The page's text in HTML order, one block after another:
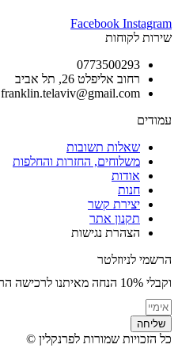
Facebook Instagram
שירות לקוחות
0773500293
רחוב אליפלט 26, תל אביב
franklin.telaviv@gmail.com
עמודים
שאלות תשובות
משלוחים, החזרות והחלפות
אודות
חנות
יצירת קשר
תקנון אתר
הצהרת נגישות
הרשמי לניוזלטר
וקבלי 10% הנחה מאיתנו לרכישה הראשונה באתר!
שליחה
כל הזכויות שמורות לפרנקלין ©